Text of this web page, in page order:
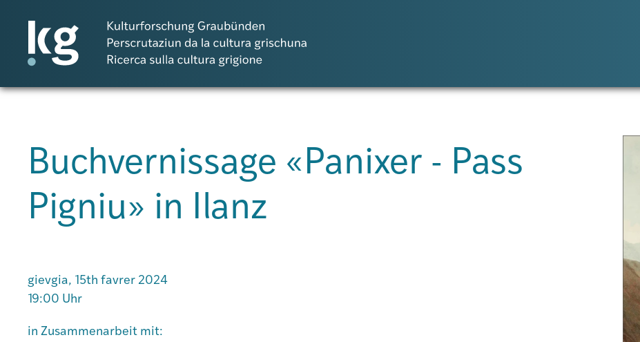
Projects
Publicaziuns
Agenda
Buchvernissage «Panixer - Pass
Pigniu» in Ilanz
gievgia, 15th favrer 2024
19:00 Uhr
in Zusammenarbeit mit: